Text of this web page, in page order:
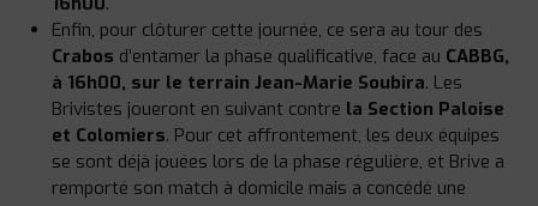
Enfin, pour clôturer cette journée, ce sera au tour des
Crabos d’entamer la phase qualificative, face au CABBG,
à 16h00, sur le terrain Jean-Marie Soubira. Les
Brivistes joueront en suivant contre la Section Paloise
et Colomiers. Pour cet affrontement, les deux équipes
se sont déjà jouées lors de la phase régulière, et Brive a
remporté son match à domicile mais a concédé une